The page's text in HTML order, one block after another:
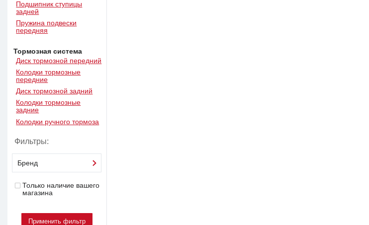
Подшипник ступицы
задней
Пружина подвески
передняя
Тормозная система
Диск тормозной передний
Колодки тормозные
передние
Диск тормозной задний
Колодки тормозные
задние
Колодки ручного тормоза
Фильтры:
Бренд
Только наличие вашего
магазина